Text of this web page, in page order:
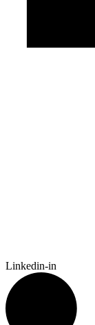
Linkedin-in